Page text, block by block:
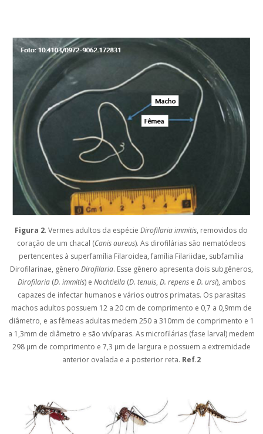
Figura 2. Vermes adultos da espécieDirofilaria immitis, removidos do
coração de um chacal (Canis aureus). As dirofilárias são nematódeos
pertencentes à superfamília Filaroidea, família Filariidae, subfamília
Dirofilarinae, gênero Dirofilaria. Esse gênero apresenta dois subgêneros,
Dirofilaria(D. immitis) e Nochtiella(D. tenuis, D. repense D. ursi), ambos
capazes de infectar humanos e vários outros primatas. Os parasitas
machos adultos possuem 12 a 20 cm de comprimento e 0,7 a 0,9mm de
diâmetro, e as fêmeas adultas medem 250 a 310mm de comprimento e 1
a 1,3mm de diâmetro e são vivíparas. As microfilárias (fase larval) medem
298 µm de comprimento e 7,3 µm de largura e possuem a extremidade
anterior ovalada e a posterior reta. Ref.2